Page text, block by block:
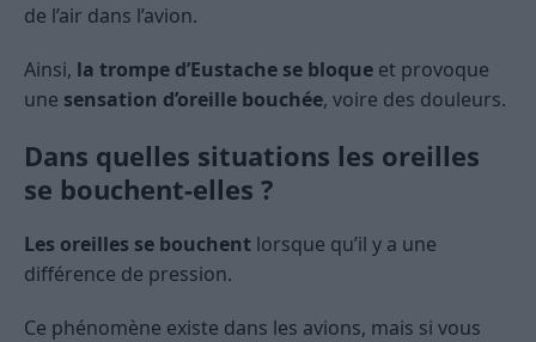
de l’air dans l’avion.
Ainsi, la trompe d’Eustache se bloque et provoque
une sensation d’oreille bouchée, voire des douleurs.
Dans quelles situations les oreilles
se bouchent-elles ?
Les oreilles se bouchent lorsque qu’il y a une
différence de pression.
Ce phénomène existe dans les avions, mais si vous